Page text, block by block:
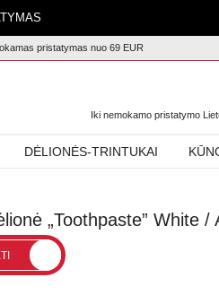
pristatymas nuo 69 EUR
Iki nemokamo pristatymo
DĖLIONĖS-TRINTUKAI
„Toothpaste” White /